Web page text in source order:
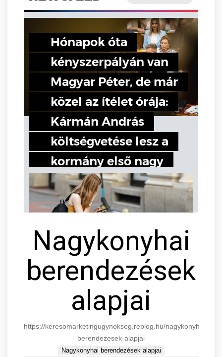
Nagykonyhai
berendezések
alapjai
https://keresomarketingugynokseg.reblog.hu/nagykonyhai-
berendezesek-alapjai
Nagykonyhai berendezések alapjai